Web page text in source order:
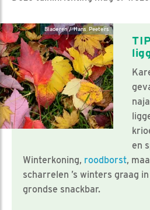
Bladeren / Hans Peeters
en
Winterkoning, roodborst,
scharrelen ’s winters graag
grondse snackbar.